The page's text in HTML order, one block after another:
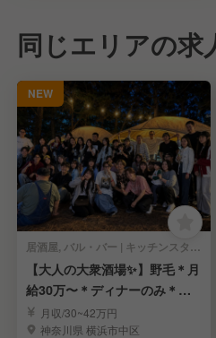
同じエリアの求
NEW
居酒屋, バル・バー | キッチンスタッフ
【大人の大衆酒場✨】野毛＊月
給30万〜＊ディナーのみ＊未
経験OK＊面接1回
月収/30~42万円
神奈川県 横浜市中区